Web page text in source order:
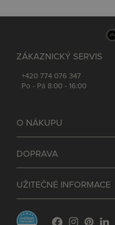
ZÁKAZNICKÝ SERVIS
+420 774 076 347
Po - Pá 8:00 - 16:00
O NÁKUPU
DOPRAVA
UŽITEČNÉ INFORMACE